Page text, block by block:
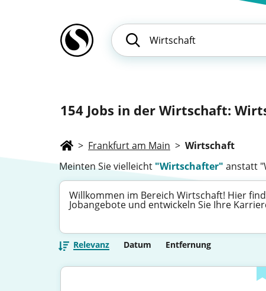
154 Jobs in der Wirtschaft:
> Frankfurt am Main > Wirtschaft
Meinten Sie vielleicht "Wirtschafter" anstatt
Willkommen im Bereich Wirtschaft! Hier
Jobangebote und entwickeln Sie Ihre
Relevanz Datum Entfernung